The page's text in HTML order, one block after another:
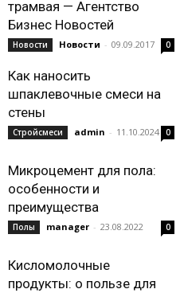
трамвая — Агентство
Бизнес Новостей
Новости Новости - 09.09.2017 0
Как наносить
шпаклевочные смеси на
стены
Стройсмеси admin - 11.10.2024 0
Микроцемент для пола:
особенности и
преимущества
Полы manager - 23.08.2022 0
Кисломолочные
продукты: о пользе для